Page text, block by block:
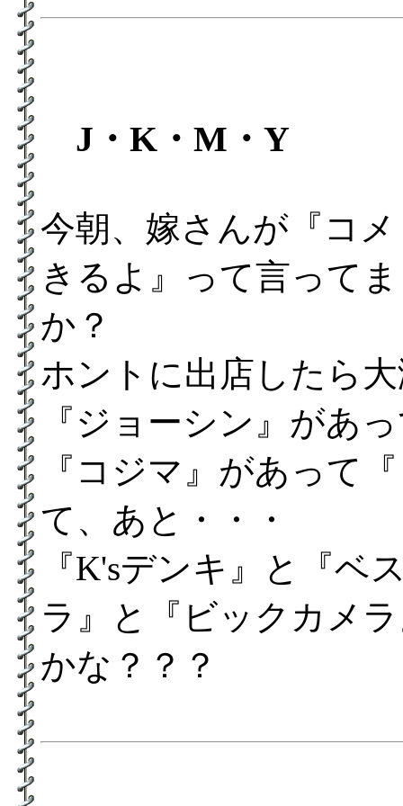
J・K・M・Y
今朝、嫁さんが『コ
きるよ』って言って
か？
ホントに出店したら
『ジョーシン』があ
『コジマ』があって
て、あと・・・
『K'sデンキ』と『ベ
ラ』と『ビックカメ
かな？？？